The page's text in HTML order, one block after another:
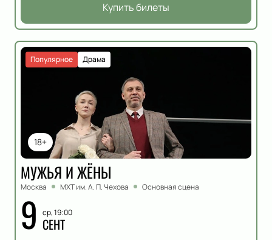
Купить билеты
18+
Драма
Популярное
МУЖЬЯ И ЖЁНЫ
Москва МХТ им. А. П. Чехова Основная сцена
9 ср, 19:00
СЕНТ